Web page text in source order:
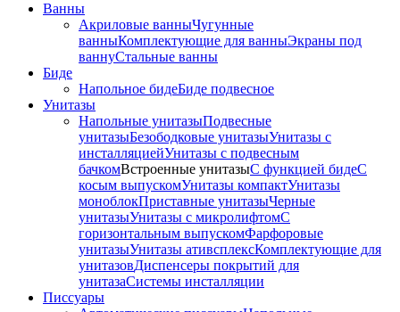
Ванны
Акриловые ванныЧугунные
ванныКомплектующие для ванныЭкраны под
ваннуСтальные ванны
Биде
Напольное бидеБиде пoдвеснoе
Унитазы
Напольные унитазыПодвесные
унитазыБезободковые унитазыУнитазы с
инсталляциейУнитазы с подвесным
бачкомВстроенные унитазыС функцией бидеС
косым выпускомУнитазы компактУнитазы
моноблокПриставные унитазыЧерные
унитазыУнитазы с микролифтомC
горизонтальным выпускомФарфоровые
унитазыУнитазы ативсплексКомплектующие для
унитазовДиспенсеры покрытий для
унитазаСистемы инсталляции
Писсуары